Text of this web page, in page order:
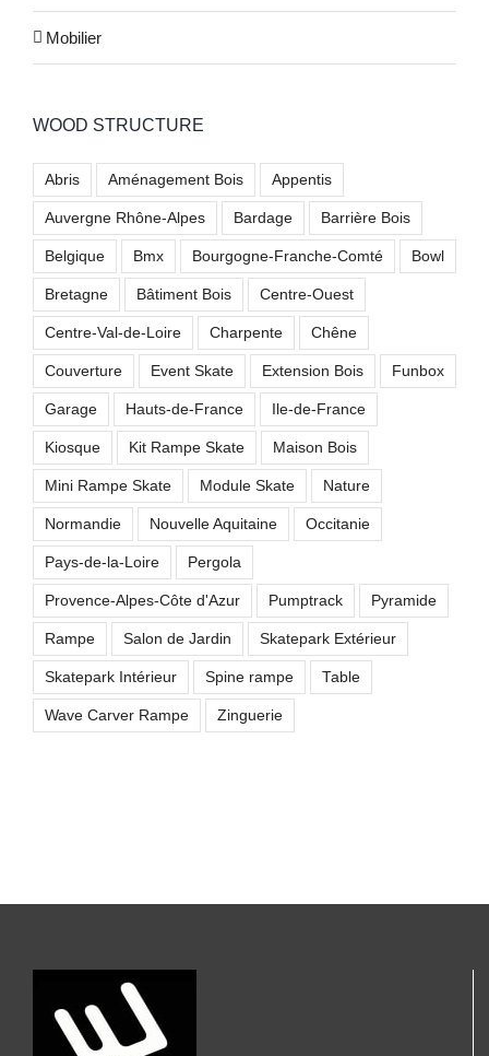
Mobilier
WOOD STRUCTURE
Abris Aménagement Bois Appentis
Auvergne Rhône-Alpes Bardage Barrière Bois
Belgique Bmx Bourgogne-Franche-Comté Bowl
Bretagne Bâtiment Bois Centre-Ouest
Centre-Val-de-Loire Charpente Chêne
Couverture Event Skate Extension Bois Funbox
Garage Hauts-de-France Ile-de-France
Kiosque Kit Rampe Skate Maison Bois
Mini Rampe Skate Module Skate Nature
Normandie Nouvelle Aquitaine Occitanie
Pays-de-la-Loire Pergola
Provence-Alpes-Côte d'Azur Pumptrack Pyramide
Rampe Salon de Jardin Skatepark Extérieur
Skatepark Intérieur Spine rampe Table
Wave Carver Rampe Zinguerie